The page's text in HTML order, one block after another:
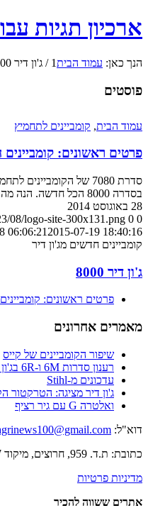
ארכיון תגיות עבור
הנך כאן: עמוד הבית1
/ ג'ון דיר 8000
פוסטים
עמוד הבית, קומביינים לתחמיץ
פרטים ראשונים: קומביינים
סדרת 7080 של
בסדרה 8000 הכל חדשה. הנה מה שכבר פורסם
28 באוגוסט 2014
0
0
08/logo-site-300x131.png
06:06:21 2015-07-19 18:40:16
קומביינים חדשים מג'ון דיר
ג'ון דיר 8000
פרטים ראשונים:
מאמרים אחרונים
שיפור הקומביינים של קייס
רענון סדרות 6M ו-6R בג'ון דיר
עדכונים מ-Stihl
ג'ון דיר מציגה: הטרקטור
ואלטרה G עם גיר רציף
דוא"ל:
כתובת: ת.ד. 959, חרוצים, מיקוד 60917
מדיניות פרטיות
אתרים ששווה להכיר